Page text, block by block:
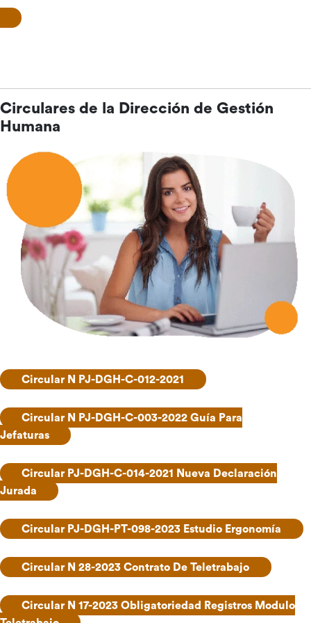
Circulares de la Dirección de Gestión
Humana
Circular N PJ-DGH-C-012-2021
Circular N PJ-DGH-C-003-2022 Guía Para
Jefaturas
Circular PJ-DGH-C-014-2021 Nueva Declaración
Jurada
Circular PJ-DGH-PT-098-2023 Estudio Ergonomía
Circular N 28-2023 Contrato De Teletrabajo
Circular N 17-2023 Obligatoriedad Registros Modulo